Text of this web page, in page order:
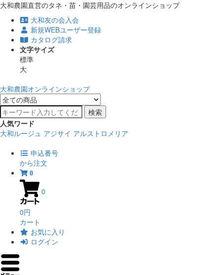
大和農園直営のタネ・苗・園芸用品のオンラインショップ
大和友の会入会
新規WEBユーザー登録
カタログ請求
文字サイズ
標準
大
大和農園オンラインショップ
検索
人気ワード
大和ルージュ アジサイ アルストロメリア
申込番号
から注文
0
0
0円
カート
お気に入り
ログイン